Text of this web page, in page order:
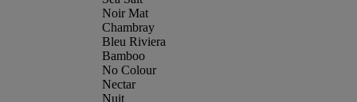
Noir Mat
Chambray
Bleu Riviera
Bamboo
No Colour
Nectar
Nuit